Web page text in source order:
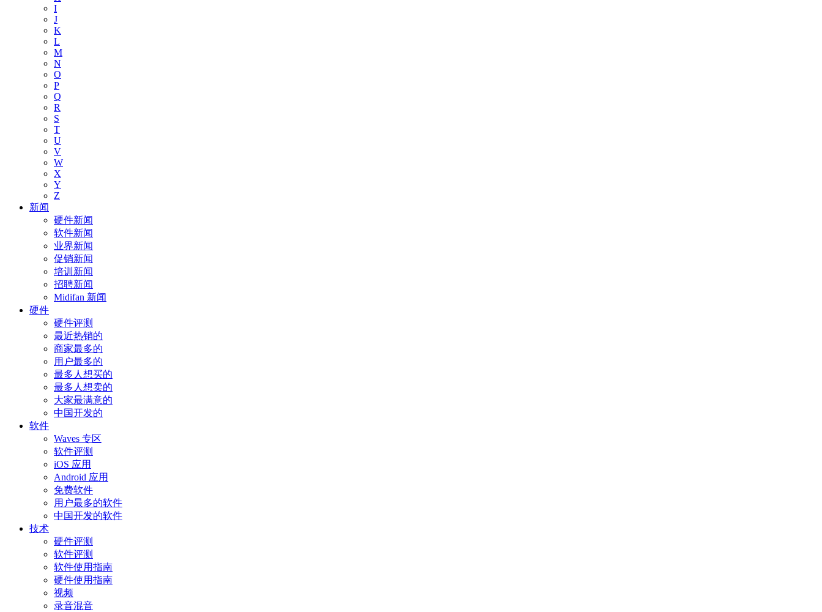
I
J
K
L
M
N
O
P
Q
R
S
T
U
V
W
X
Y
Z
新闻
硬件新闻
软件新闻
业界新闻
促销新闻
培训新闻
招聘新闻
Midifan 新闻
硬件
硬件评测
最近热销的
商家最多的
用户最多的
最多人想买的
最多人想卖的
大家最满意的
中国开发的
软件
Waves 专区
软件评测
iOS 应用
Android 应用
免费软件
用户最多的软件
中国开发的软件
技术
硬件评测
软件评测
软件使用指南
硬件使用指南
视频
录音混音